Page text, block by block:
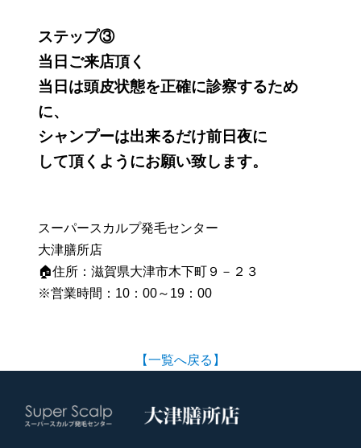
ステップ③
当日ご来店頂く
当日は頭皮状態を正確に診察するため
に、
シャンプーは出来るだけ前日夜に
して頂くようにお願い致します。
スーパースカルプ発毛センター
大津膳所店
🏠住所：滋賀県大津市木下町９－２３
※営業時間：10：00～19：00
【一覧へ戻る】